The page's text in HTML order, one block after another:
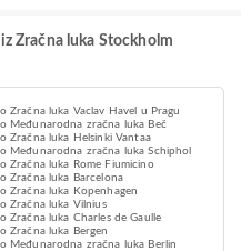
Zračna luka Stockholm
Zračna luka Vaclav Havel u Pragu
Međunarodna zračna luka Beč
Zračna luka Helsinki Vantaa
Međunarodna zračna luka Schiphol
Zračna luka Rome Fiumicino
Zračna luka Barcelona
Zračna luka Kopenhagen
Zračna luka Vilnius
Zračna luka Charles de Gaulle
Zračna luka Bergen
Međunarodna zračna luka Berlin